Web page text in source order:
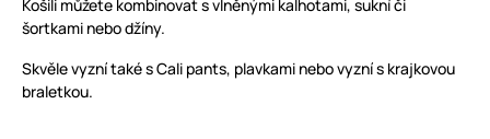
Košili můžete kombinovat s vlněnými kalhotami, sukní či
šortkami nebo džíny.
Skvěle vyzní také s Cali pants, plavkami nebo vyzní s krajkovou
braletkou.